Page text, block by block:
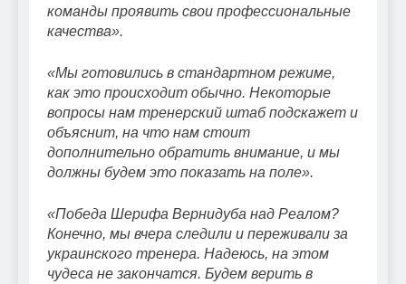
команды проявить свои профессиональные
качества».
«Мы готовились в стандартном режиме,
как это происходит обычно. Некоторые
вопросы нам тренерский штаб подскажет и
объяснит, на что нам стоит
дополнительно обратить внимание, и мы
должны будем это показать на поле».
«Победа Шерифа Вернидуба над Реалом?
Конечно, мы вчера следили и переживали за
украинского тренера. Надеюсь, на этом
чудеса не закончатся. Будем верить в